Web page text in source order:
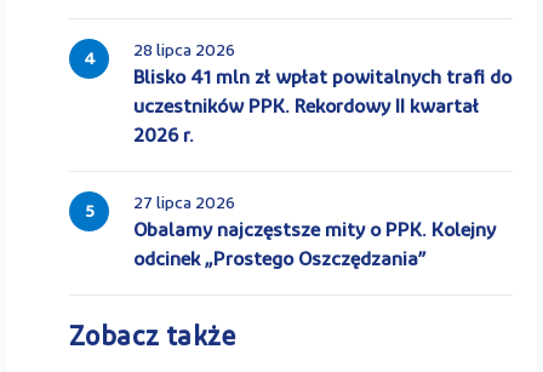
4 28 lipca 2026
Blisko 41 mln zł wpłat powitalnych trafi do
uczestników PPK. Rekordowy II kwartał
2026 r.
5 27 lipca 2026
Obalamy najczęstsze mity o PPK. Kolejny
odcinek „Prostego Oszczędzania”
Zobacz także